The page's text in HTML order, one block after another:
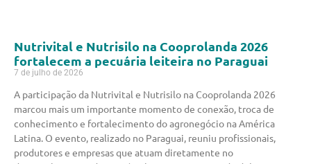
Nutrivital e Nutrisilo na Cooprolanda 2026
fortalecem a pecuária leiteira no Paraguai
7 de julho de 2026
A participação da Nutrivital e Nutrisilo na Cooprolanda 2026
marcou mais um importante momento de conexão, troca de
conhecimento e fortalecimento do agronegócio na América
Latina. O evento, realizado no Paraguai, reuniu profissionais,
produtores e empresas que atuam diretamente no